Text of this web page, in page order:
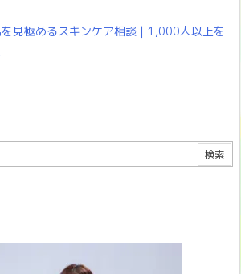
を見極めるスキンケア相談｜1,000人以上を